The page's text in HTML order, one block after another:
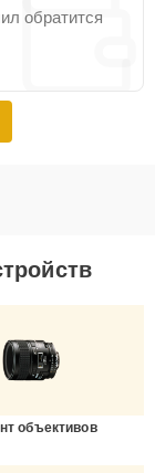
обратится
объективов